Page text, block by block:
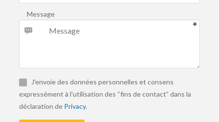
Message
J'envoie des données personnelles et consens
expressément à l'utilisation des “fins de contact” dans la
déclaration de Privacy.